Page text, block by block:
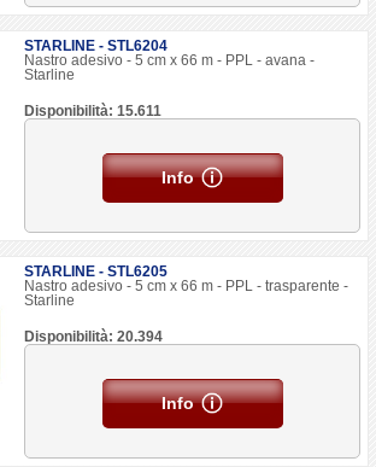
STARLINE - STL6204
Nastro adesivo - 5 cm x 66 m - PPL - avana -
Starline
Disponibilità: 15.611
Info
STARLINE - STL6205
Nastro adesivo - 5 cm x 66 m - PPL - trasparente -
Starline
Disponibilità: 20.394
Info